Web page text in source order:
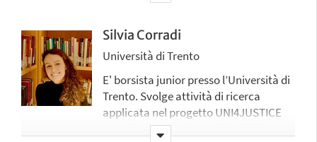
Silvia Corradi
Università di Trento
E' borsista junior presso l’Università di
Trento. Svolge attività di ricerca
applicata nel progetto UNI4JUSTICE
prevalentemente in ambito civile.